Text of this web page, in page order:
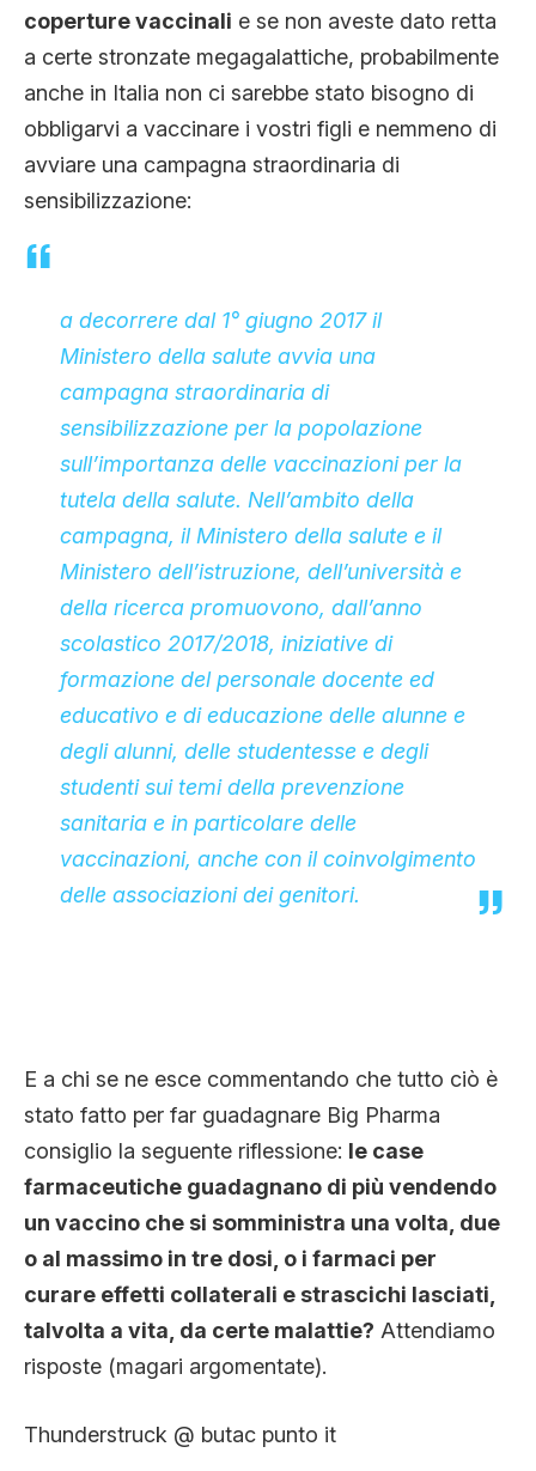
coperture vaccinali e se non aveste dato retta
a certe stronzate megagalattiche, probabilmente
anche in Italia non ci sarebbe stato bisogno di
obbligarvi a vaccinare i vostri figli e nemmeno di
avviare una campagna straordinaria di
sensibilizzazione:
a decorrere dal 1° giugno 2017 il
Ministero della salute avvia una
campagna straordinaria di
sensibilizzazione per la popolazione
sull’importanza delle vaccinazioni per la
tutela della salute. Nell’ambito della
campagna, il Ministero della salute e il
Ministero dell’istruzione, dell’università e
della ricerca promuovono, dall’anno
scolastico 2017/2018, iniziative di
formazione del personale docente ed
educativo e di educazione delle alunne e
degli alunni, delle studentesse e degli
studenti sui temi della prevenzione
sanitaria e in particolare delle
vaccinazioni, anche con il coinvolgimento
delle associazioni dei genitori.
E a chi se ne esce commentando che tutto ciò è
stato fatto per far guadagnare Big Pharma
consiglio la seguente riflessione: le case
farmaceutiche guadagnano di più vendendo
un vaccino che si somministra una volta, due
o al massimo in tre dosi, o i farmaci per
curare effetti collaterali e strascichi lasciati,
talvolta a vita, da certe malattie? Attendiamo
risposte (magari argomentate).
Thunderstruck @ butac punto it